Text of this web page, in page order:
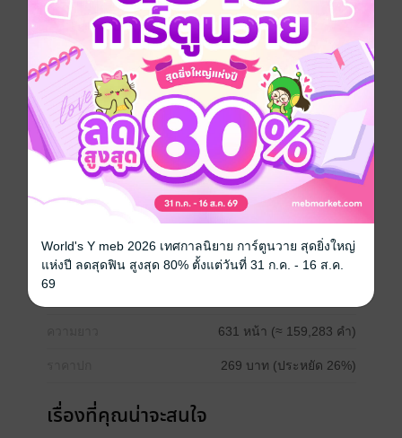
แขนยาวถึงข้อมือ ติดกระดุมเม็ดแรกบ่อยครั้งอีกต่างหาก
กระโปรงนักศึกษายาวถึงตาตุ่ม
เธอมักจะพบเหตุการณ์แปลกประหลาดเกิดขึ้นกับตัวเองอยู่
เสมอ โดยที่ไม่รู้ว่าสิ่งที่ตนเองพบเจอ คืออะไร และทำไม
เธอต้องเจอเหตุการณ์นี้เพียงคนเดียวในบ้าน เธอพยายาม
บอกกับคนรอบข้างว่า มีอะไรบางอย่างติดตามเธออยู่ แต่
ไม่มีใครเชื่อเธอ
ดรามา ลึกลับ เพื่อนสนิท ผี / วิญญาณ
หักมุม
ประเภทไฟล์ pdf, epub(สารบัญ)
631 หน้า (≈ 159,283 คำ)
269 บาท (ประหยัด 26%)
เรื่องที่คุณน่าจะสนใจ
World's Y meb 2026 เทศกาลนิยาย การ์ตูนวาย สุดยิ่งใหญ่
แห่งปี ลดสุดฟิน สูงสุด 80% ตั้งแต่วันที่ 31 ก.ค. - 16 ส.ค.
69